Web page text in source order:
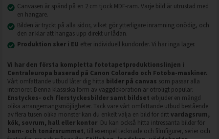
Canvasen är spänd på en 2 cm tjock MDF-ram. Varje bild är utrustad med
en hängare.
Bilden är tryckt på alla sidor, vilket gör ytterligare inramning onödig, och
den är klar att hängas upp direkt ur lådan.
Produktion sker i EU efter individuell kundorder. Vi har inga lager.
Vi har den första kompletta fototapetproduktionslinjen i
Centraleuropa baserad på Canon Colorado och Fotoba-maskiner.
Vårt omfattande utbud låter dig hitta bilder på canvas som passar alla
interiörer. Denna klassiska form av väggdekoration är otroligt populär.
Enstyckes- och flerstyckesbilder samt bildset erbjuder en mängd
olika arrangemangsmöjligheter. Tack vare vårt omfattande utbud bestående
av flera tusen olika mönster kan du enkelt välja en bild för dittvardagsrum,
kök, sovrum, hall eller kontor. Du kan också hitta intressanta bilder för
barn- och tonårsrummet, till exempel tecknade och filmfigurer, serier och